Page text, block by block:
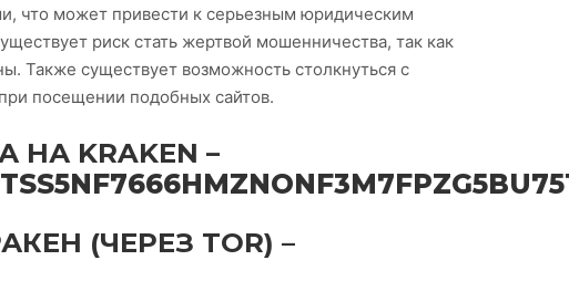
что может привести к серьезным юридическим
риск стать жертвой мошенничества, так как
Также существует возможность столкнуться с
посещении подобных сайтов.
НА KRAKEN –
(ЧЕРЕЗ TOR) –